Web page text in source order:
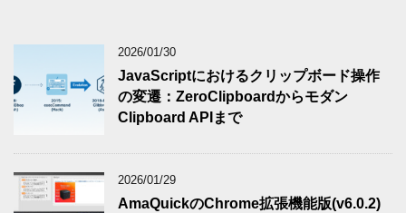
2026/01/30
JavaScriptにおけるクリップボード操作
の変遷：ZeroClipboardからモダン
Clipboard APIまで
2026/01/29
AmaQuickのChrome拡張機能版(v6.0.2)